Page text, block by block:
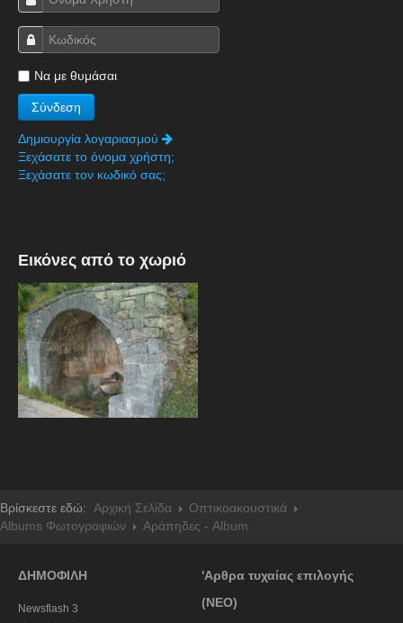
Πετρόκτιστα Σπίτια - Εκκλησίες
Πανοραμικές φωτογραφίες
Σύνδεσμοι
Να με θυμάσαι
Δημιουργία λογαριασμού
Ξεχάσατε το όνομα χρήστη;
Ξεχάσατε τον κωδικό σας;
Εικόνες από το χωριό
Βρίσκεστε εδώ: Αρχική Σελίδα
Οπτικοακουστικά
Albums Φωτογραφιών
Αράπηδες - Album
ΔΗΜΟΦΙΛΗ
Newsflash 3
'Αρθρα τυχαίας επιλογής
(ΝΕΟ)